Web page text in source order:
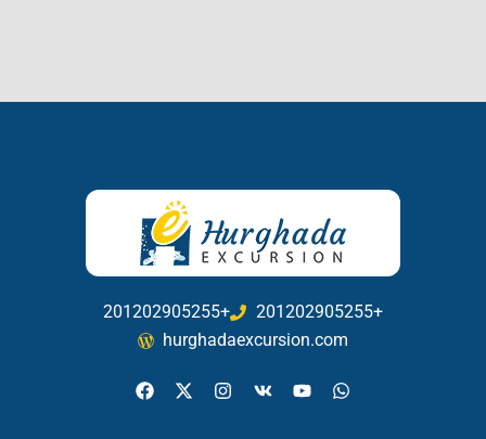
201202905255+
201202905255+
hurghadaexcursion.com